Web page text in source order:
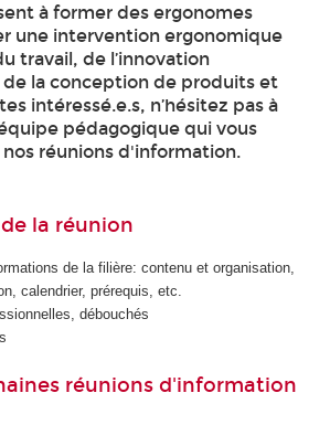
à former des ergonomes
une intervention ergonomique
travail, de l’innovation
la conception de produits et
intéressé.e.s, n’hésitez pas à
pédagogique qui vous
réunions d'information.
la réunion
de la filière: contenu et organisation,
calendrier, prérequis, etc.
débouchés
réunions d'information